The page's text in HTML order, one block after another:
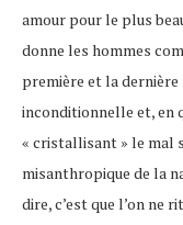
amour pour le plus
donne les hommes
première et la dernière
inconditionnelle et, en
« cristallisant » le mal
misanthropique de la
dire, c’est que l’on ne